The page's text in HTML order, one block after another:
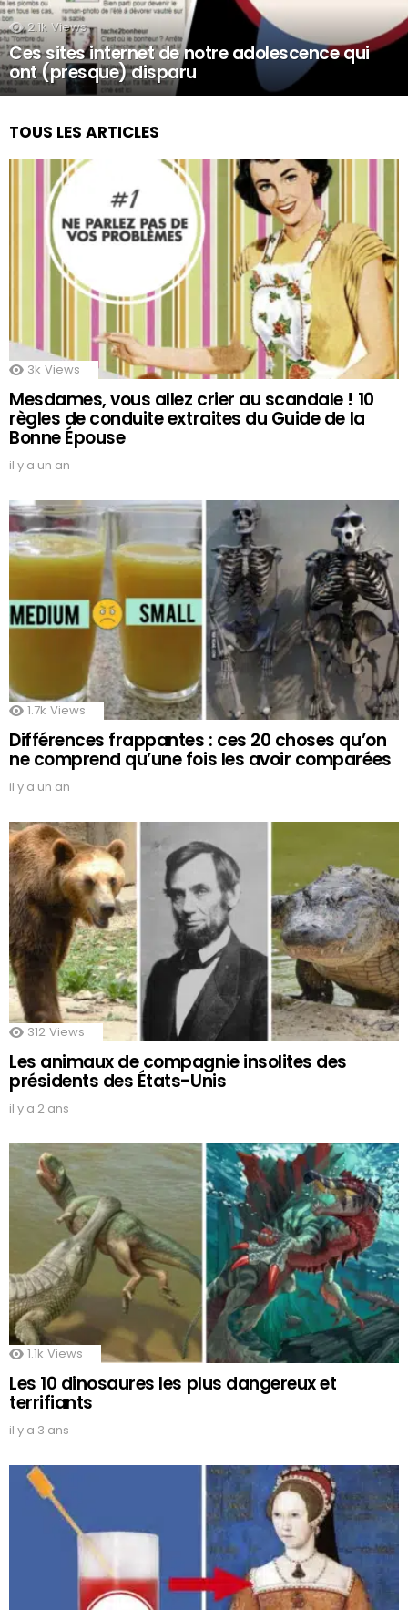
2.1k Views
Ces sites internet de notre adolescence qui
ont (presque) disparu
TOUS LES ARTICLES
3k Views
Mesdames, vous allez crier au scandale ! 10
règles de conduite extraites du Guide de la
Bonne Épouse
il y a un an
1.7k Views
Différences frappantes : ces 20 choses qu’on
ne comprend qu’une fois les avoir comparées
il y a un an
312 Views
Les animaux de compagnie insolites des
présidents des États-Unis
il y a 2 ans
1.1k Views
Les 10 dinosaures les plus dangereux et
terrifiants
il y a 3 ans